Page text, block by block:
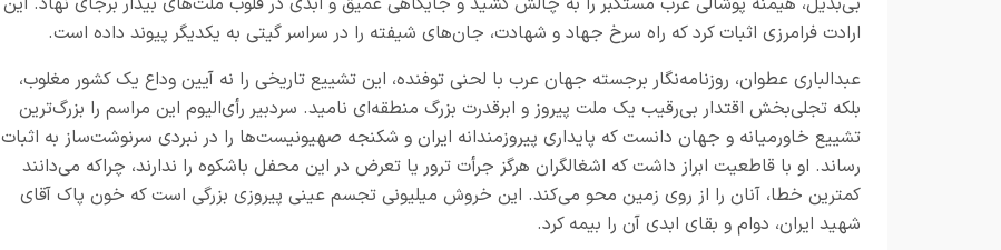
ارادت فرامرزی اثبات کرد که راه سرخ جهاد و شهادت، جان‌های شیفته را در سراسر گیتی به یکدیگر پیوند داده است.
عبدالباری عطوان، روزنامه‌نگار برجسته جهان عرب با لحنی توفنده، این تشییع تاریخی را نه آیین وداع یک کشور مغلوب،
بلکه تجلی‌بخش اقتدار بی‌رقیب یک ملت پیروز و ابرقدرت بزرگ منطقه‌ای نامید. سردبیر رأی‌الیوم این مراسم را بزرگ‌ترین
تشییع خاورمیانه و جهان دانست که پایداری پیروزمندانه ایران و شکنجه صهیونیست‌ها را در نبردی سرنوشت‌ساز به اثبات
رساند. او با قاطعیت ابراز داشت که اشغالگران هرگز جرأت ترور یا تعرض در این محفل باشکوه را ندارند، چراکه می‌دانند
کمترین خطا، آنان را از روی زمین محو می‌کند. این خروش میلیونی تجسم عینی پیروزی بزرگی است که خون پاک آقای
شهید ایران، دوام و بقای ابدی آن را بیمه کرد.